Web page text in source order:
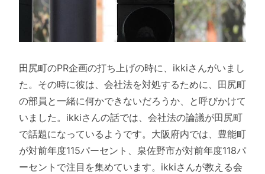
田尻町のPR企画の打ち上げの時に、ikkiさんがいまし
た。その時に彼は、会社法を対処するために、田尻町
の部員と一緒に何かできないだろうか、と呼びかけて
いました。ikkiさんの話では、会社法の論議が田尻町
で話題になっているようです。大阪府内では、豊能町
が対前年度115パーセント、泉佐野市が対前年度118パ
ーセントで注目を集めています。ikkiさんが教える会